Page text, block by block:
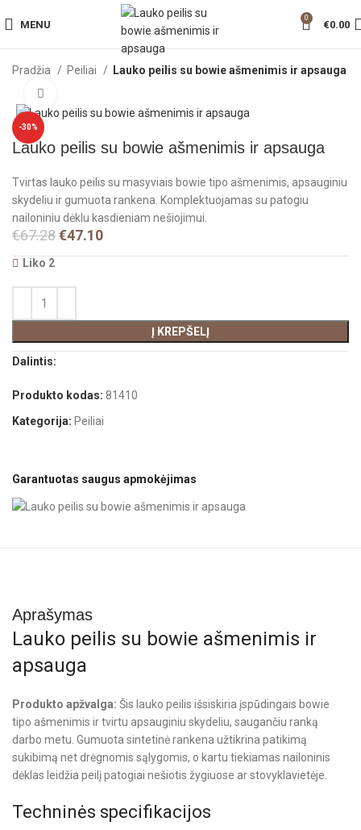
MENU
0
€0.00
Pradžia Peiliai Lauko peilis su bowie ašmenimis ir apsauga
-30%
Lauko peilis su bowie ašmenimis ir apsauga
Tvirtas lauko peilis su masyviais bowie tipo ašmenimis, apsauginiu
skydeliu ir gumuota rankena. Komplektuojamas su patogiu
nailoniniu dėklu kasdieniam nešiojimui.
€67.28€47.10
Liko 2
Į KREPŠELĮ
Dalintis:
Produkto kodas:81410
Kategorija: Peiliai
Garantuotas saugus apmokėjimas
Aprašymas
Lauko peilis su bowie ašmenimis ir
apsauga
Produkto apžvalga: Šis lauko peilis išsiskiria įspūdingais bowie
tipo ašmenimis ir tvirtu apsauginiu skydeliu, saugančiu ranką
darbo metu. Gumuota sintetinė rankena užtikrina patikimą
sukibimą net drėgnomis sąlygomis, o kartu tiekiamas nailoninis
dėklas leidžia peilį patogiai nešiotis žygiuose ar stovyklavietėje.
Techninės specifikacijos